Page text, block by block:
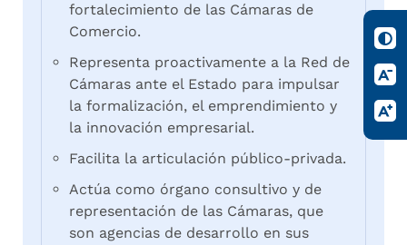
fortalecimiento de las Cámaras de
Comercio.
Representa proactivamente a la Red de
Cámaras ante el Estado para impulsar
la formalización, el emprendimiento y
la innovación empresarial.
Facilita la articulación público-privada.
Actúa como órgano consultivo y de
representación de las Cámaras, que
son agencias de desarrollo en sus